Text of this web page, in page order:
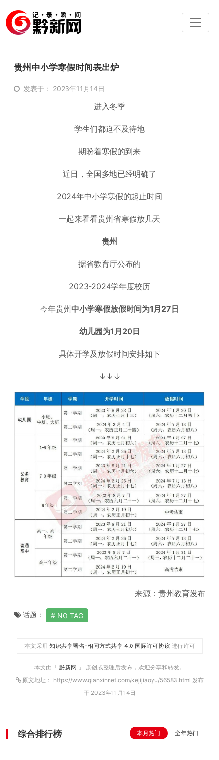
贵州中小学寒假时间表出炉
发表于： 2023年11月14日
进入冬季
学生们都迫不及待地
期盼着寒假的到来
近日，全国多地已经明确了
2024年中小学寒假的起止时间
一起来看看贵州省寒假放几天
贵州
据省教育厅公布的
2023-2024学年度校历
今年贵州 中小学寒假放假时间为1月27日
幼儿园为1月20日
具体开学及放假时间安排如下
↓↓↓
来源：贵州教育发布
话题： NO TAG
本文采用 知识共享署名-相同方式共享 4.0 国际许可协议 进行许可
本文由「 黔新网 」 原创或整理后发布，欢迎分享和转发。
原文地址： https://www.qianxinnet.com/kejijiaoyu/56583.html 发布
于 2023年11月14日
综合排行榜 本月热门 全年热门